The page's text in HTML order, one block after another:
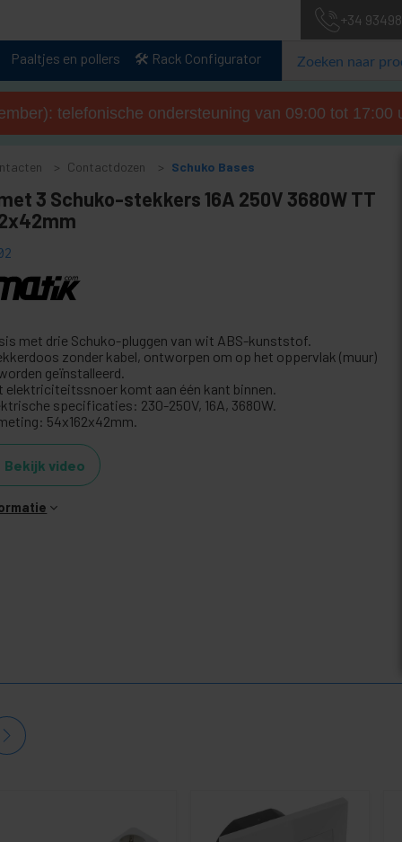
+34
Paaltjes en pollers 🛠️ Rack Configurator
telefonische ondersteuning van 09:00 tot 17:00
Contactdozen Schuko Bases
3 Schuko-stekkers 16A 250V 3680W TT
met drie Schuko-pluggen van wit ABS-kunststof.
zonder kabel, ontworpen om op het oppervlak (muur)
geïnstalleerd.
elektriciteitssnoer komt aan één kant binnen.
specificaties: 230-250V, 16A, 3680W.
54x162x42mm.
Bekijk video